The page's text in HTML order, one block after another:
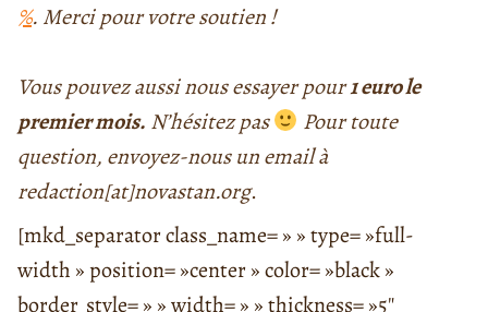
%. Merci pour votre soutien !
Vous pouvez aussi nous essayer pour1 euro le
premier mois. N’hésitez pas
Pour toute
question, envoyez-nous un email à
redaction[at]novastan.org.
[mkd_separator class_name= » » type= »full-
width » position= »center » color= »black »
border_style= » » width= » » thickness= »5″